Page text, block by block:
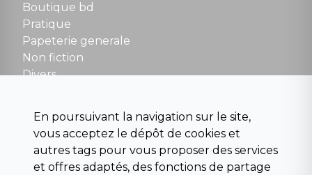
NOUS CONTACTER
contact@la-griffe-noire.com
Boutique bd
Pratique
Papeterie generale
Non fiction
Divers
Para scolaire
Histoire
Pochoteque
En poursuivant la navigation sur le site,
vous acceptez le dépôt de cookies et
autres tags pour vous proposer des services
et offres adaptés, des fonctions de partage